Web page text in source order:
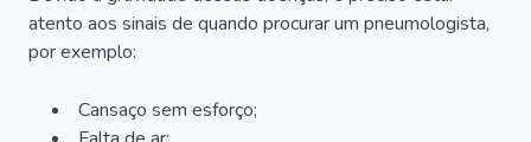
atento aos sinais de quando procurar um pneumologista,
por exemplo:
Cansaço sem esforço;